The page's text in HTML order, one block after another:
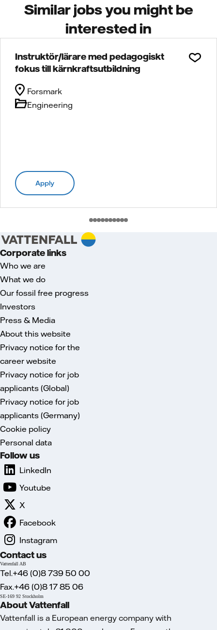
Similar jobs you might be
interested in
Instruktör/lärare med pedagogiskt
fokus till kärnkraftsutbildning
Engineering
Forsmark
Apply
Corporate links
Who we are
What we do
Our fossil free progress
Investors
Press & Media
About this website
Privacy notice for the
career website
Privacy notice for job
applicants (Global)
Privacy notice for job
applicants (Germany)
Cookie policy
Personal data
Follow us
LinkedIn
Youtube
X
Facebook
Instagram
Contact us
Vattenfall AB
Tel.+46 (0)8 739 50 00
Fax.+46 (0)8 17 85 06
SE-169 92 Stockholm
About Vattenfall
Vattenfall is a European energy company with